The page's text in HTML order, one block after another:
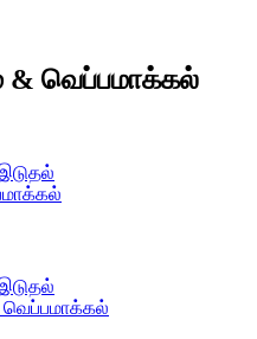
& வெப்பமாக்கல்
வெப்பமாக்கல்